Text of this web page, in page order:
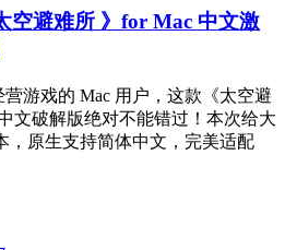
空避难所 》for Mac 中文激
游戏的 Mac 用户，这款《太空避
文破解版绝对不能错过！本次给大
，原生支持简体中文，完美适配